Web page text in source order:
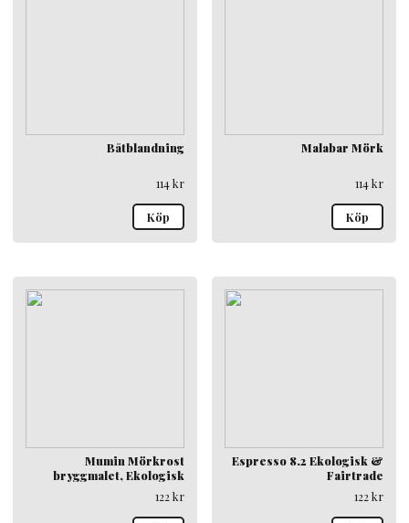
Båtblandning
114kr
Köp
Malabar Mörk
114kr
Köp
Mumin Mörkrost
bryggmalet, Ekologisk
122kr
Espresso 8.2 Ekologisk &
Fairtrade
122kr